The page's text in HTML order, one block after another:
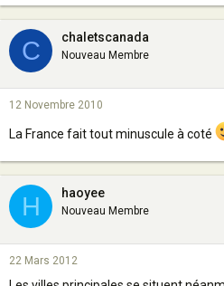
C chaletscanada
Nouveau Membre
12 Novembre 2010
La France fait tout minuscule à coté
H haoyee
Nouveau Membre
22 Mars 2012